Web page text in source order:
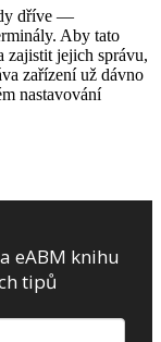
dříve —
Aby tato
jejich správu,
zařízení už dávno
nastavování
eABM knihu
tipů